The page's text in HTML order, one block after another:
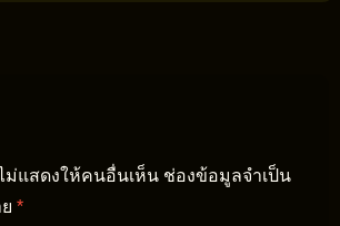
ม่แสดงให้คนอื่นเห็น ช่องข้อมูลจำเป็น
*